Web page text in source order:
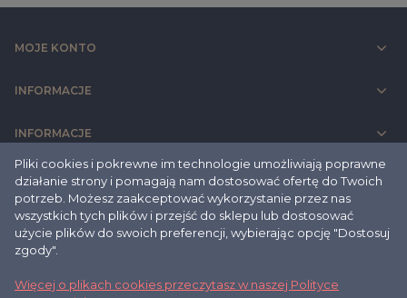
Podstawa Jezdna:MaxPro BS blackwyposażony jest w
pięcioramienną czarną podstawę nylonową.
Oparcie
MOJE KONTO
INFORMACJE
INFORMACJE
DANE ADRESOVE
made with
bymamezi.pl
Pliki cookies i pokrewne im technologie umożliwiają poprawne
działanie strony i pomagają nam dostosować ofertę do Twoich
potrzeb. Możesz zaakceptować wykorzystanie przez nas
wszystkich tych plików i przejść do sklepu lub dostosować
użycie plików do swoich preferencji, wybierając opcję "Dostosuj
zgody".
Więcej o plikach cookies przeczytasz w naszej Polityce